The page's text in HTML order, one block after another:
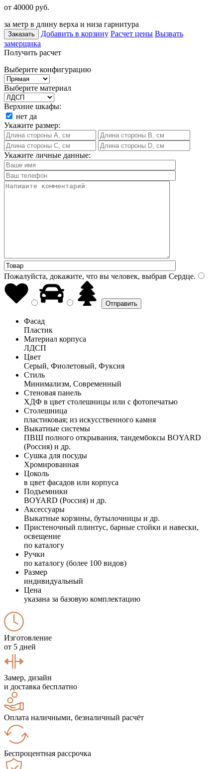
от 40000 руб.
за метр в длину верха и низа гарнитура
Заказать Добавить в корзину Расчет цены Вызвать
замерщика
Получить расчет
Выберите конфигурацию
Выберите материал
Верхние шкафы:
нет да
Укажите размер:
Укажите личные данные:
Пожалуйста, докажите, что вы человек, выбрав Сердце.
Фасад
Пластик
Материал корпуса
ЛДСП
Цвет
Серый, Фиолетовый, Фуксия
Стиль
Минимализм, Современный
Стеновая панель
ХДФ в цвет столешницы или с фотопечатью
Столешница
пластиковая; из искусственного камня
Выкатные системы
ПВШ полного открывания, тандембоксы BOYARD
(Россия) и др.
Сушка для посуды
Хромированная
Цоколь
в цвет фасадов или корпуса
Подъемники
BOYARD (Россия) и др.
Аксессуары
Выкатные корзины, бутылочницы и др.
Пристеночный плинтус, барные стойки и навески,
освещение
по каталогу
Ручки
по каталогу (более 100 видов)
Размер
индивидуальный
Цена
указана за базовую комплектацию
Изготовление
от 5 дней
Замер, дизайн
и доставка бесплатно
Оплата наличными, безналичный расчёт
Беспроцентная рассрочка